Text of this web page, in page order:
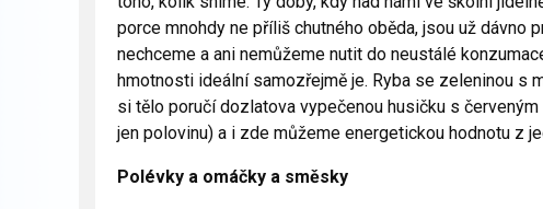
porce mnohdy ne příliš chutného oběda, jsou už dávno
nechceme a ani nemůžeme nutit do neustálé
hmotnosti ideální samozřejmě je. Ryba se zeleninou s
si tělo poručí dozlatova vypečenou husičku s
jen polovinu) a i zde můžeme energetickou hodnotu z
Polévky a omáčky a směsky